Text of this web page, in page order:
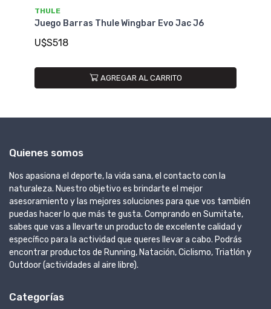
THULE
Juego Barras Thule Wingbar Evo Jac J6
U$S518
AGREGAR AL CARRITO
Quienes somos
Nos apasiona el deporte, la vida sana, el contacto con la
naturaleza. Nuestro objetivo es brindarte el mejor
asesoramiento y las mejores soluciones para que vos también
puedas hacer lo que más te gusta. Comprando en Sumitate,
sabes que vas a llevarte un producto de excelente calidad y
específico para la actividad que queres llevar a cabo. Podrás
encontrar productos de Running, Natación, Ciclismo, Triatlón y
Outdoor (actividades al aire libre).
Categorías